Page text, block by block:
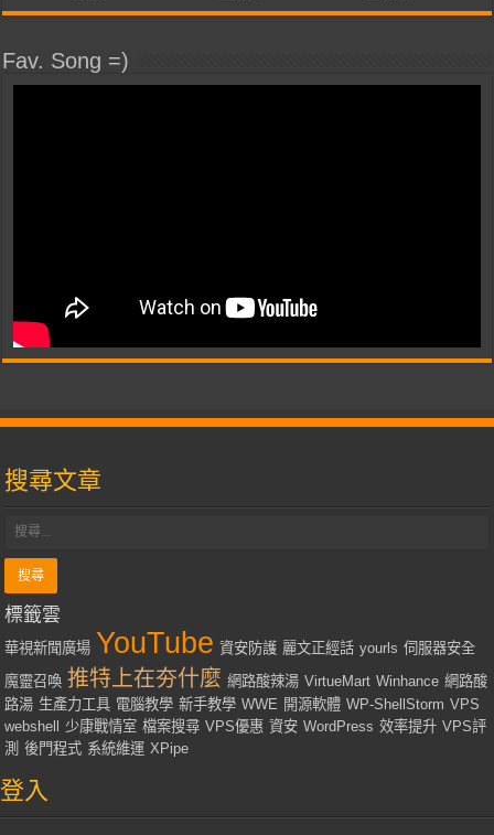
Fav. Song =)
搜尋文章
標籤雲
華視新聞廣場 YouTube 資安防護 麗文正經話 yourls 伺服器安全
魔靈召喚 推特上在夯什麼 網路酸辣湯 VirtueMart Winhance 網路酸
路湯 生產力工具 電腦教學 新手教學 WWE 開源軟體 WP-ShellStorm VPS
webshell
少康戰情室 檔案搜尋 VPS優惠 資安 WordPress 效率提升 VPS評
測 後門程式 系統維運 XPipe
登入